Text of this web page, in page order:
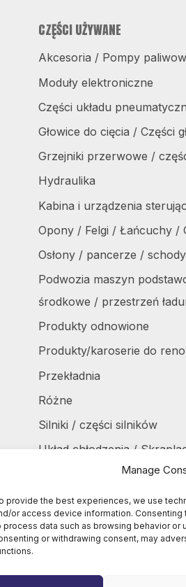
Manage
provide the best experiences, we use
or access device information.
process data such as browsing behavior or
or withdrawing consent, may
CZĘŚCI UŻYWANE
Akcesoria / Pompy
Moduły elektroniczne
Części układu
Głowice do cięcia / Części
Grzejniki przerwowe /
Hydraulika
Kabina i urządzenia
Opony / Felgi / Łańcuchy /
Osłony / pancerze / schody
Podwozia maszyn
środkowe / przestrzeń
Produkty odnowione
Produkty/karoserie do
Przekładnia
Różne
Silniki / części silników
Układ chłodzenia /
Zbiorniki / Pojemniki
Żurawie do harvesterów /
Żurawie samochodowe /